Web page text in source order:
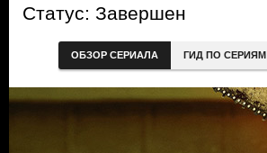
Статус: Завершен
ОБЗОР СЕРИАЛА ГИД ПО СЕРИЯМ